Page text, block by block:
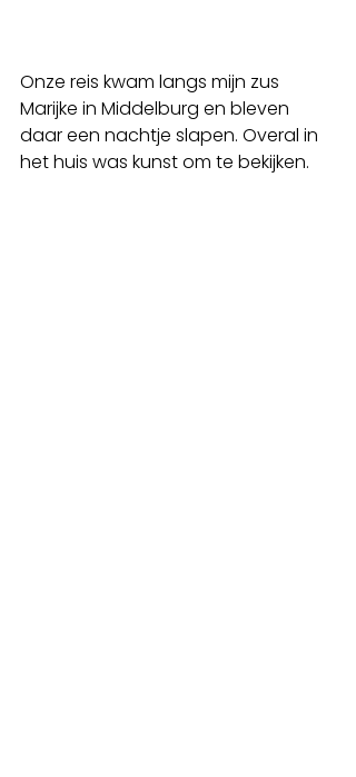
Onze reis kwam langs mijn zus
Marijke in Middelburg en bleven
daar een nachtje slapen. Overal in
het huis was kunst om te bekijken.